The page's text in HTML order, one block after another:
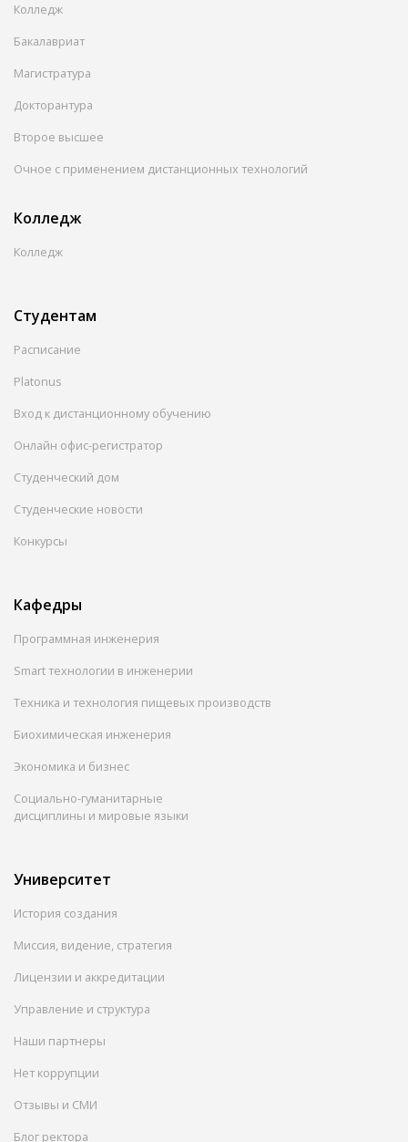
Колледж
Бакалавриат
Магистратура
Докторантура
Второе высшее
Очное с применением дистанционных технологий
Колледж
Колледж
Студентам
Расписание
Platonus
Вход к дистанционному обучению
Онлайн офис-регистратор
Студенческий дом
Студенческие новости
Конкурсы
Кафедры
Программная инженерия
Smart технологии в инженерии
Техника и технология пищевых производств
Биохимическая инженерия
Экономика и бизнес
Социально-гуманитарные
дисциплины и мировые языки
Университет
История создания
Миссия, видение, стратегия
Лицензии и аккредитации
Управление и структура
Наши партнеры
Нет коррупции
Отзывы и СМИ
Блог ректора